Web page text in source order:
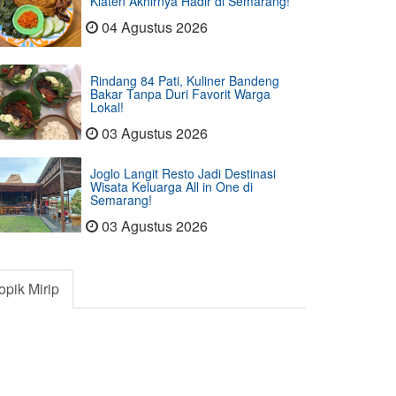
04 Agustus 2026
Rindang 84 Pati, Kuliner Bandeng
Bakar Tanpa Duri Favorit Warga
Lokal!
03 Agustus 2026
Joglo Langit Resto Jadi Destinasi
Wisata Keluarga All in One di
Semarang!
03 Agustus 2026
Mirip